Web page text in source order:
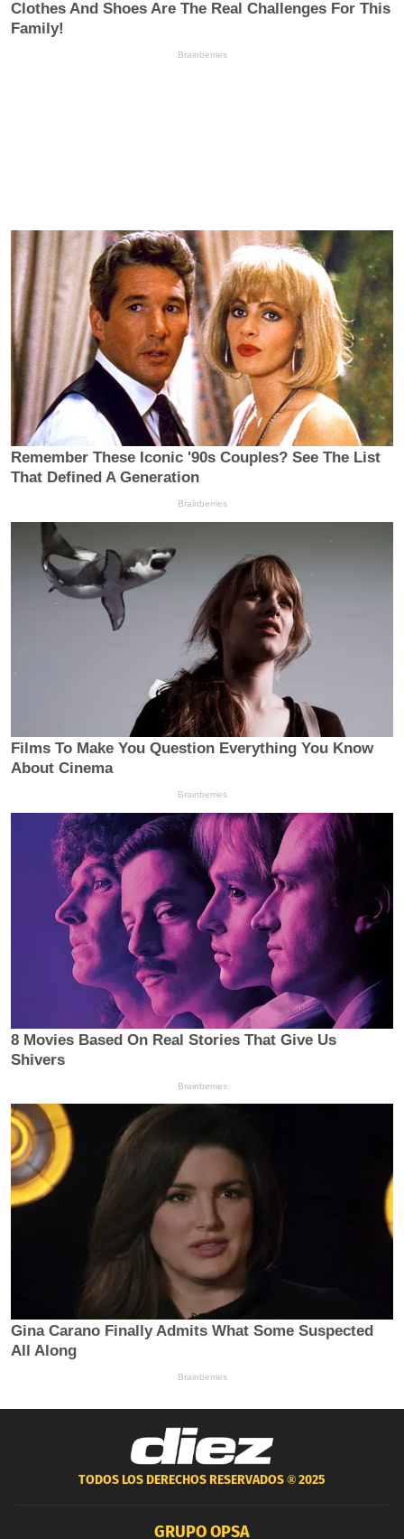
TODOS LOS DERECHOS RESERVADOS ®2025
GRUPO OPSA